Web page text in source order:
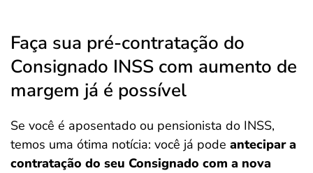
Faça sua pré-contratação do
Consignado INSS com aumento de
margem já é possível
Se você é aposentado ou pensionista do INSS,
temos uma ótima notícia: você já pode antecipar a
contratação do seu Consignado com a nova